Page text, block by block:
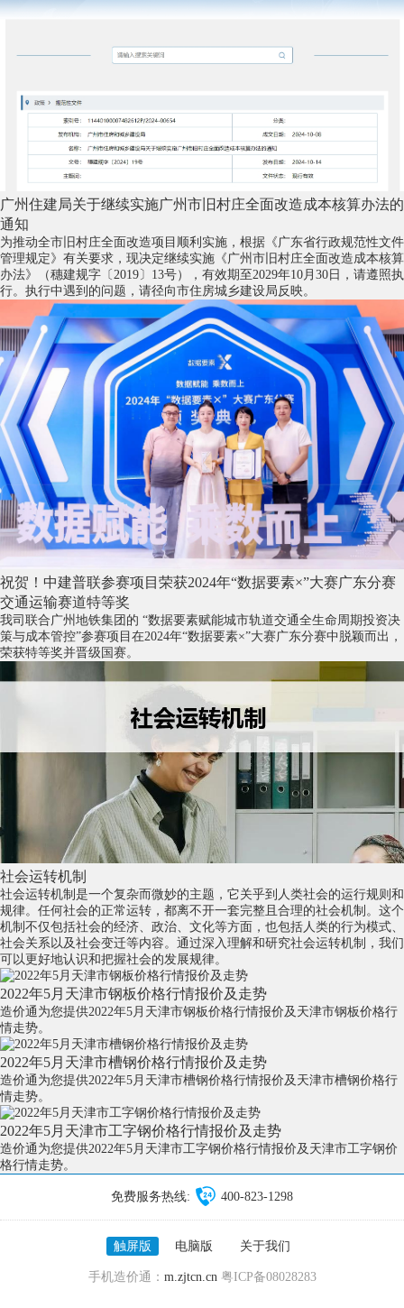
广州住建局关于继续实施广州市旧村庄全面改造成本核算办法的
通知
为推动全市旧村庄全面改造项目顺利实施，根据《广东省行政规范性文件
管理规定》有关要求，现决定继续实施《广州市旧村庄全面改造成本核算
办法》（穗建规字〔2019〕13号），有效期至2029年10月30日，请遵照执
行。执行中遇到的问题，请径向市住房城乡建设局反映。
祝贺！中建普联参赛项目荣获2024年“数据要素×”大赛广东分赛
交通运输赛道特等奖
我司联合广州地铁集团的 “数据要素赋能城市轨道交通全生命周期投资决
策与成本管控”参赛项目在2024年“数据要素×”大赛广东分赛中脱颖而出，
荣获特等奖并晋级国赛。
社会运转机制
社会运转机制是一个复杂而微妙的主题，它关乎到人类社会的运行规则和
规律。任何社会的正常运转，都离不开一套完整且合理的社会机制。这个
机制不仅包括社会的经济、政治、文化等方面，也包括人类的行为模式、
社会关系以及社会变迁等内容。通过深入理解和研究社会运转机制，我们
可以更好地认识和把握社会的发展规律。
2022年5月天津市钢板价格行情报价及走势
造价通为您提供2022年5月天津市钢板价格行情报价及天津市钢板价格行
情走势。
2022年5月天津市槽钢价格行情报价及走势
造价通为您提供2022年5月天津市槽钢价格行情报价及天津市槽钢价格行
情走势。
2022年5月天津市工字钢价格行情报价及走势
造价通为您提供2022年5月天津市工字钢价格行情报价及天津市工字钢价
格行情走势。
免费服务热线: 400-823-1298
触屏版 电脑版 关于我们
手机造价通： m.zjtcn.cn粤ICP备08028283